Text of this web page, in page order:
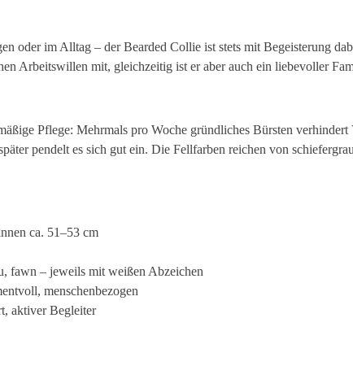
oder im Alltag – der Bearded Collie ist stets mit Begeisterung
Arbeitswillen mit, gleichzeitig ist er aber auch ein liebevoller
Pflege: Mehrmals pro Woche gründliches Bürsten
pendelt es sich gut ein. Die Fellfarben reichen von
ca. 51–53 cm
fawn – jeweils mit weißen Abzeichen
menschenbezogen
aktiver Begleiter